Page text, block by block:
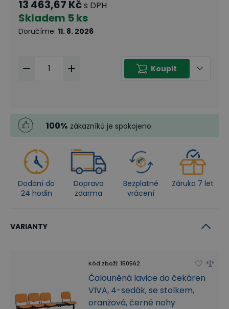
13 463,67 Kčs DPH
Skladem 5 ks
Doručíme: 11. 8. 2026
Koupit
100% zákazníků je spokojeno
Dodání do
24 hodin
Doprava
zdarma
Bezplatné
vrácení
Záruka 7 let
VARIANTY
Kód zboží: 150562
Čalouněná lavice do čekáren
VIVA, 4-sedák, se stolkem,
oranžová, černé nohy